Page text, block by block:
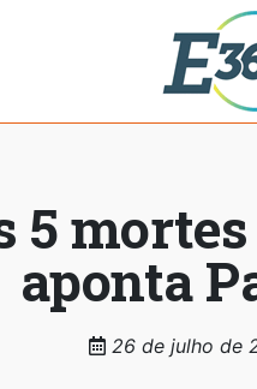
5
aponta
26 de julho de